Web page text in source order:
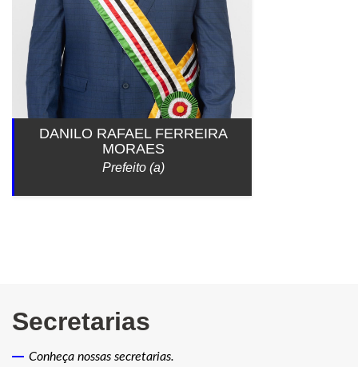
DANILO RAFAEL FERREIRA
MORAES
Prefeito (a)
Secretarias
Conheça nossas secretarias.